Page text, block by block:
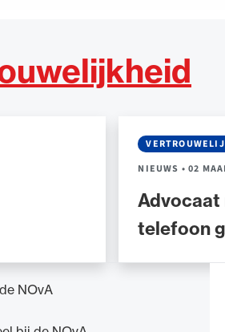
Advocaat
telefoon
NIEUWS • 02
NOvA